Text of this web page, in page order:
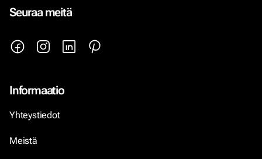
Seuraa meitä
Informaatio
Yhteystiedot
Meistä